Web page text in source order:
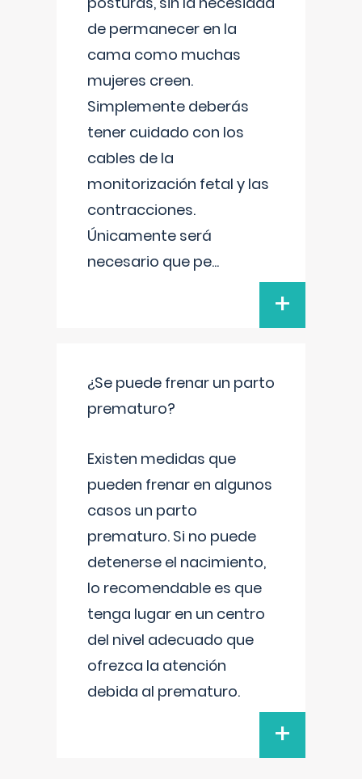
de permanecer en la
cama como muchas
mujeres creen.
Simplemente deberás
tener cuidado con los
cables de la
monitorización fetal y las
contracciones.
Únicamente será
necesario que pe...
+
¿Se puede frenar un parto
prematuro?
Existen medidas que
pueden frenar en algunos
casos un parto
prematuro. Si no puede
detenerse el nacimiento,
lo recomendable es que
tenga lugar en un centro
del nivel adecuado que
ofrezca la atención
debida al prematuro.
+